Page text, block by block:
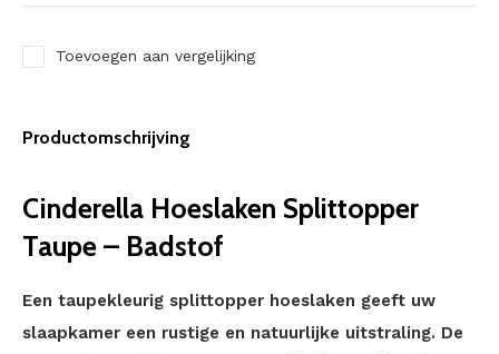
Toevoegen aan vergelijking
Productomschrijving
Cinderella Hoeslaken Splittopper
Taupe – Badstof
Een taupekleurig splittopper hoeslaken geeft uw
slaapkamer een rustige en natuurlijke uitstraling. De